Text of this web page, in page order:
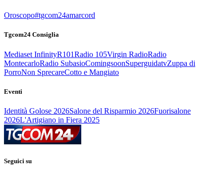
Oroscopo#tgcom24amarcord
Tgcom24 Consiglia
Mediaset InfinityR101Radio 105Virgin RadioRadio
MontecarloRadio SubasioComingsoonSuperguidatvZuppa di
PorroNon SprecareCotto e Mangiato
Eventi
Identità Golose 2026Salone del Risparmio 2026Fuorisalone
2026L'Artigiano in Fiera 2025
Seguici su